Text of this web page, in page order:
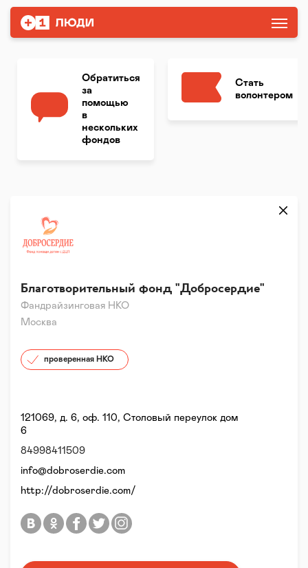
Обратиться
за
помощью
в
нескольких
фондов
Стать
волонтером
Фандрайзинговая НКО
Благотворительный фонд "Добросердие"
Москва
проверенная НКО
121069, д. 6, оф. 110, Столовый переулок дом
6
84998411509
info@dobroserdie.com
http://dobroserdie.com/